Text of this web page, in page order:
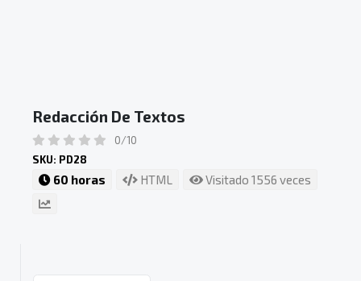
Redacción De Textos
0/10
SKU: PD28
60 horas HTML Visitado 1556 veces